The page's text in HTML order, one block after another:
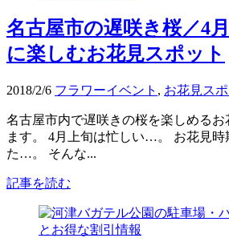
名古屋市の遅咲き桜／4
に楽しむお花見スポット
2018/2/6 フラワーイベント , お花見スポ
名古屋市内で遅咲きの桜を楽しめる
ます。 4月上旬は忙しい…。 お花見時
た…。 そんな...
記事を読む